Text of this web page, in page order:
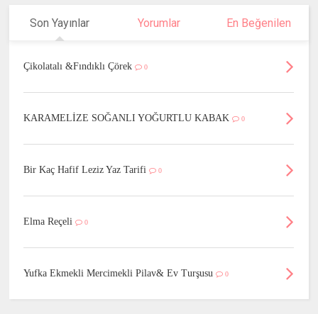
Son Yayınlar Yorumlar En Beğenilen
Çikolatalı &Fındıklı Çörek 0
KARAMELİZE SOĞANLI YOĞURTLU KABAK 0
Bir Kaç Hafif Leziz Yaz Tarifi 0
Elma Reçeli 0
Yufka Ekmekli Mercimekli Pilav& Ev Turşusu 0